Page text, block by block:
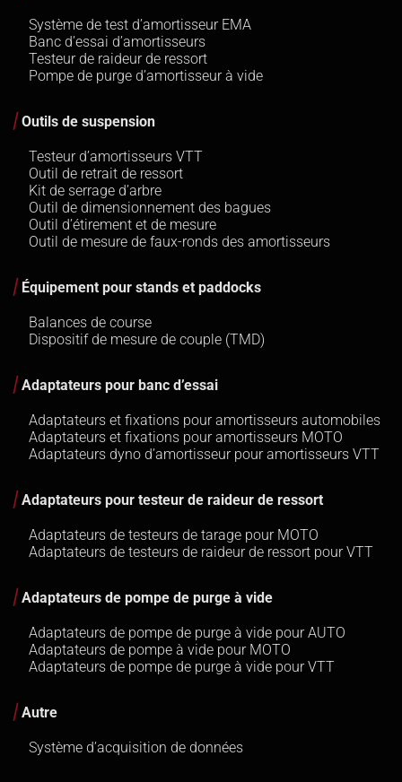
Système de test d’amortisseur EMA
Banc d’essai d’amortisseurs
Testeur de raideur de ressort
Pompe de purge d’amortisseur à vide
Outils de suspension
Testeur d’amortisseurs VTT
Outil de retrait de ressort
Kit de serrage d’arbre
Outil de dimensionnement des bagues
Outil d’étirement et de mesure
Outil de mesure de faux-ronds des amortisseurs
Équipement pour stands et paddocks
Balances de course
Dispositif de mesure de couple (TMD)
Adaptateurs pour banc d’essai
Adaptateurs et fixations pour amortisseurs automobiles
Adaptateurs et fixations pour amortisseurs MOTO
Adaptateurs dyno d’amortisseur pour amortisseurs VTT
Adaptateurs pour testeur de raideur de ressort
Adaptateurs de testeurs de tarage pour MOTO
Adaptateurs de testeurs de raideur de ressort pour VTT
Adaptateurs de pompe de purge à vide
Adaptateurs de pompe de purge à vide pour AUTO
Adaptateurs de pompe à vide pour MOTO
Adaptateurs de pompe de purge à vide pour VTT
Autre
Système d’acquisition de données